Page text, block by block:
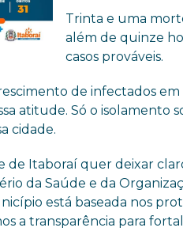
Trinta e uma
além de quinze
casos prováveis.
de infectados em
atitude. Só o isolamento
cidade.
de Itaboraí quer deixar
da Saúde e da
está baseada nos
a transparência para